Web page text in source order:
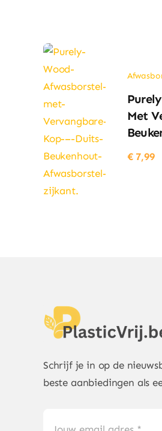
Met
€7,99
Schrijf je in op de
beste aanbiedingen als